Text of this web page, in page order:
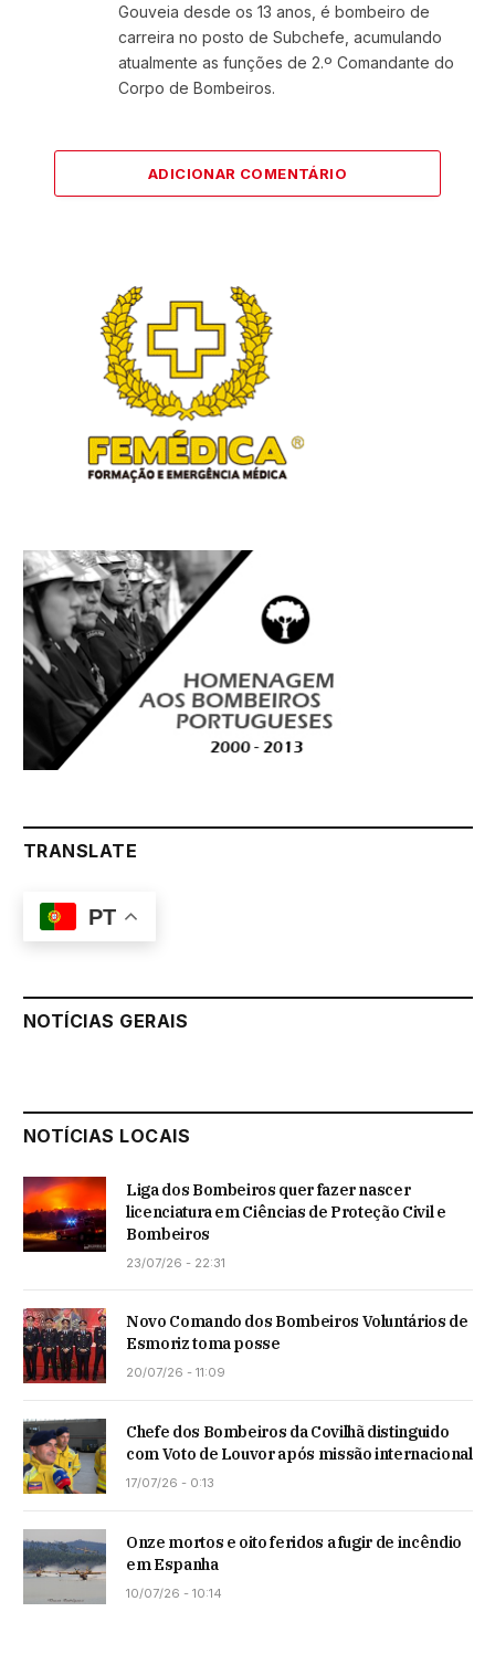
Gouveia desde os 13 anos, é bombeiro de
carreira no posto de Subchefe, acumulando
atualmente as funções de 2.º Comandante do
Corpo de Bombeiros.
ADICIONAR COMENTÁRIO
TRANSLATE
PT
NOTÍCIAS GERAIS
NOTÍCIAS LOCAIS
Liga dos Bombeiros quer fazer nascer
licenciatura em Ciências de Proteção Civil e
Bombeiros
23/07/26 - 22:31
Novo Comando dos Bombeiros Voluntários de
Esmoriz toma posse
20/07/26 - 11:09
Chefe dos Bombeiros da Covilhã distinguido
com Voto de Louvor após missão internacional
17/07/26 - 0:13
Onze mortos e oito feridos a fugir de incêndio
em Espanha
10/07/26 - 10:14